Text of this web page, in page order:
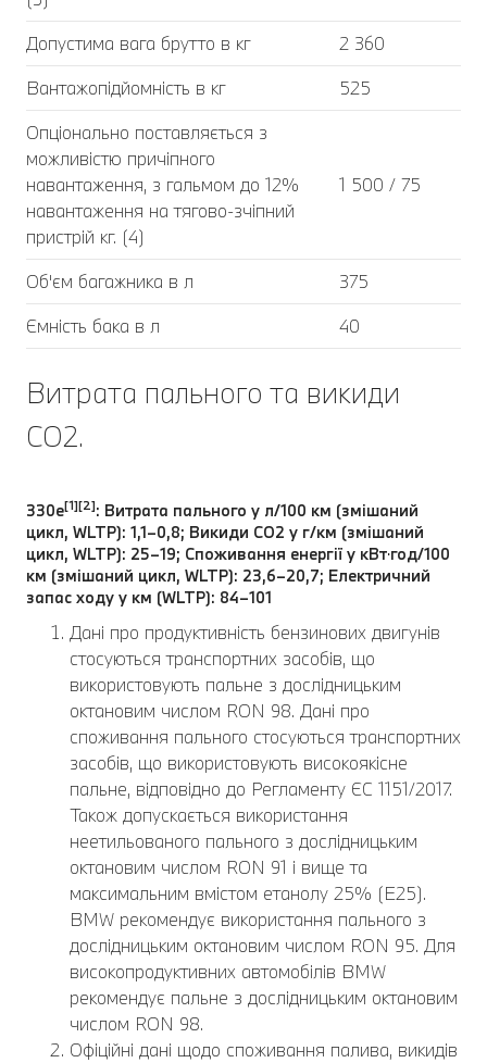
Допустима вага брутто в кг
2 360
Вантажопідйомність в кг
525
Опціонально поставляється з
можливістю причіпного
навантаження, з гальмом до 12%
навантаження на тягово-зчіпний
пристрій кг. (4)
1 500 / 75
Об'єм багажника в л
375
Ємність бака в л
40
Витрата пального та викиди
CO2.
330e[1][2]: Витрата пального у л/100 км (змішаний
цикл, WLTP): 1,1–0,8; Викиди CO2 у г/км (змішаний
цикл, WLTP): 25–19; Споживання енергії у кВт⋅год/100
км (змішаний цикл, WLTP): 23,6–20,7; Електричний
запас ходу у км (WLTP): 84–101
Дані про продуктивність бензинових двигунів
стосуються транспортних засобів, що
використовують пальне з дослідницьким
октановим числом RON 98. Дані про
споживання пального стосуються транспортних
засобів, що використовують високоякісне
пальне, відповідно до Регламенту ЄС 1151/2017.
Також допускається використання
неетильованого пального з дослідницьким
октановим числом RON 91 і вище та
максимальним вмістом етанолу 25% (E25).
BMW рекомендує використання пального з
дослідницьким октановим числом RON 95. Для
високопродуктивних автомобілів BMW
рекомендує пальне з дослідницьким октановим
числом RON 98.
Офіційні дані щодо споживання палива, викидів